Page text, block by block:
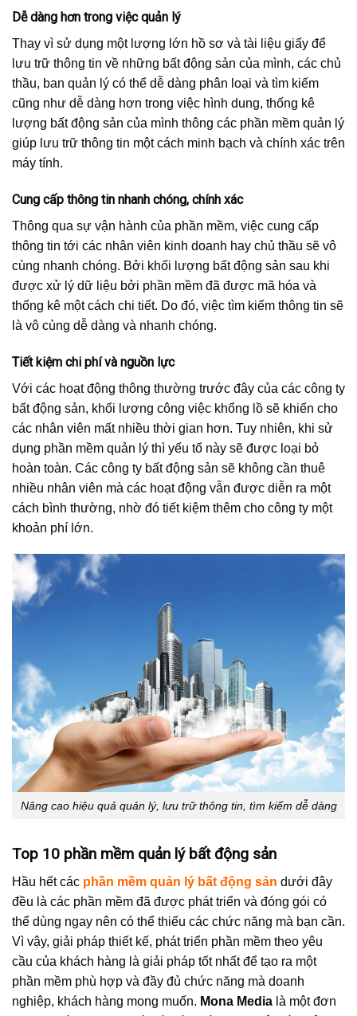
Dễ dàng hơn trong việc quản lý
Thay vì sử dụng một lượng lớn hồ sơ và tài liệu giấy để
lưu trữ thông tin về những bất động sản của mình, các chủ
thầu, ban quản lý có thể dễ dàng phân loại và tìm kiếm
cũng như dễ dàng hơn trong việc hình dung, thống kê
lượng bất động sản của mình thông các phần mềm quản lý
giúp lưu trữ thông tin một cách minh bạch và chính xác trên
máy tính.
Cung cấp thông tin nhanh chóng, chính xác
Thông qua sự vận hành của phần mềm, việc cung cấp
thông tin tới các nhân viên kinh doanh hay chủ thầu sẽ vô
cùng nhanh chóng. Bởi khối lượng bất động sản sau khi
được xử lý dữ liệu bởi phần mềm đã được mã hóa và
thống kê một cách chi tiết. Do đó, việc tìm kiếm thông tin sẽ
là vô cùng dễ dàng và nhanh chóng.
Tiết kiệm chi phí và nguồn lực
Với các hoạt động thông thường trước đây của các công ty
bất động sản, khối lượng công việc khổng lồ sẽ khiến cho
các nhân viên mất nhiều thời gian hơn. Tuy nhiên, khi sử
dụng phần mềm quản lý thì yếu tố này sẽ được loại bỏ
hoàn toàn. Các công ty bất động sản sẽ không cần thuê
nhiều nhân viên mà các hoạt động vẫn được diễn ra một
cách bình thường, nhờ đó tiết kiệm thêm cho công ty một
khoản phí lớn.
Nâng cao hiệu quả quản lý, lưu trữ thông tin, tìm kiếm dễ dàng
Top 10 phần mềm quản lý bất động sản
Hầu hết các phần mềm quản lý bất động sản dưới đây
đều là các phần mềm đã được phát triển và đóng gói có
thể dùng ngay nên có thể thiếu các chức năng mà bạn cần.
Vì vậy, giải pháp thiết kế, phát triển phần mềm theo yêu
cầu của khách hàng là giải pháp tốt nhất để tạo ra một
phần mềm phù hợp và đầy đủ chức năng mà doanh
nghiệp, khách hàng mong muốn. Mona Media là một đơn